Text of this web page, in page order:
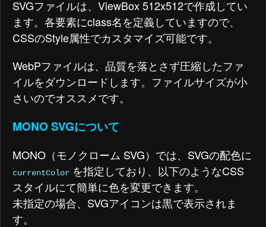
SVGファイルは、ViewBox 512x512で作成してい
ます。各要素にclass名を定義していますので、
CSSのStyle属性でカスタマイズ可能です。
WebPファイルは、品質を落とさず圧縮したファ
イルをダウンロードします。ファイルサイズが小
さいのでオススメです。
MONO SVGについて
MONO（モノクローム SVG）では、SVGの配色に
currentColor を指定しており、以下のようなCSS
スタイルにて簡単に色を変更できます。
未指定の場合、SVGアイコンは黒で表示されま
す。